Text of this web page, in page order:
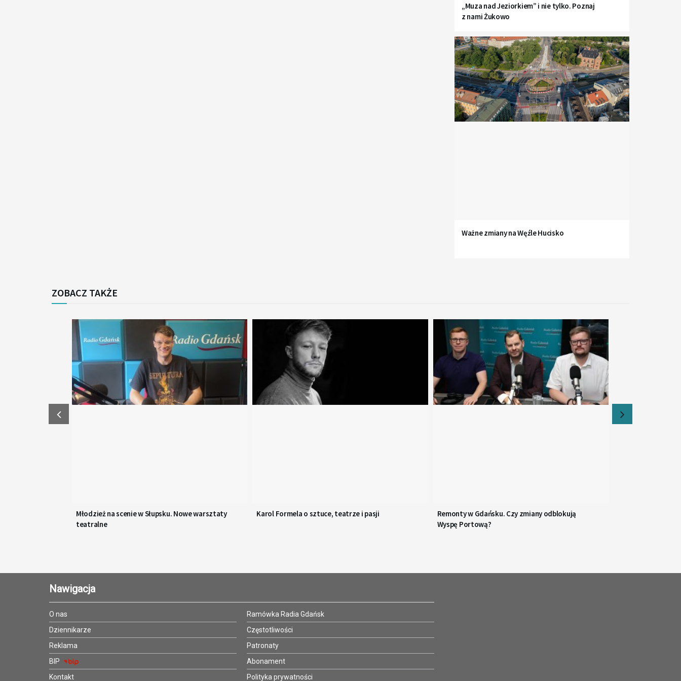
„Muza nad Jeziorkiem” i nie tylko. Poznaj
z nami Żukowo
Ważne zmiany na Węźle Hucisko
ZOBACZ TAKŻE
Młodzież na scenie w Słupsku. Nowe warsztaty
teatralne
Karol Formela o sztuce, teatrze i pasji
Remonty w Gdańsku. Czy zmiany odblokują
Wyspę Portową?
Nawigacja
O nas
Dziennikarze
Reklama
BIP
Kontakt
Ramówka Radia Gdańsk
Częstotliwości
Patronaty
Abonament
Polityka prywatności